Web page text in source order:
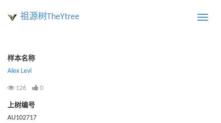
Toggle
祖源树TheYtree
样本名称
Alex Levi
126 0
上树编号
AU102717